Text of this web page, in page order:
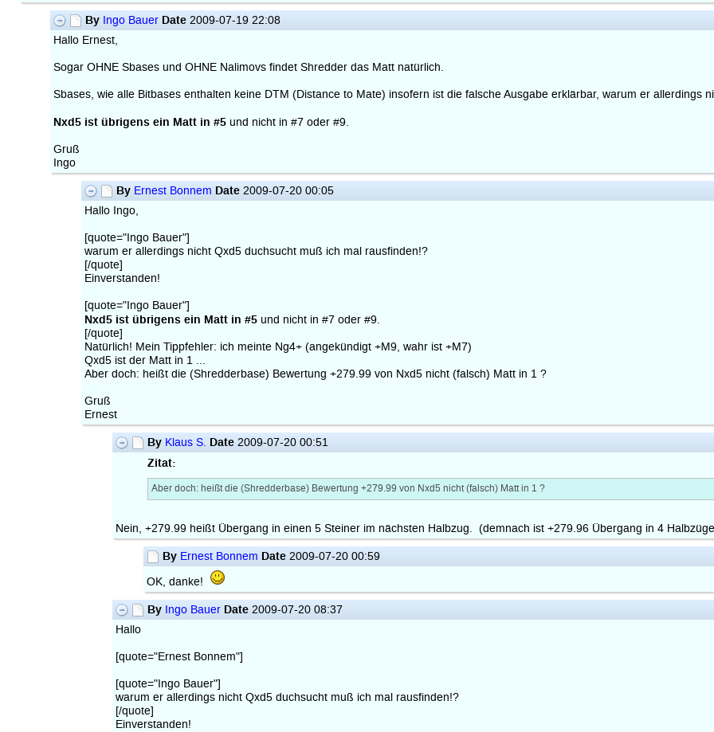
By Ingo Bauer Date 2009-07-19 22:08
Hallo Ernest,
Sogar OHNE Sbases und OHNE Nalimovs findet Shredder das Matt natürlich.
Sbases, wie alle Bitbases enthalten keine DTM (Distance to Mate) insofern ist die falsche Ausgabe erklärbar, warum er allerdings
Nxd5 ist übrigens ein Matt in #5 und nicht in #7 oder #9.
Gruß
Ingo
By Ernest Bonnem Date 2009-07-20 00:05
Hallo Ingo,
[quote="Ingo Bauer"]
warum er allerdings nicht Qxd5 duchsucht muß ich mal rausfinden!?
[/quote]
Einverstanden!
[quote="Ingo Bauer"]
Nxd5 ist übrigens ein Matt in #5 und nicht in #7 oder #9.
[/quote]
Natürlich! Mein Tippfehler: ich meinte Ng4+ (angekündigt +M9, wahr ist +M7)
Qxd5 ist der Matt in 1 ...
Aber doch: heißt die (Shredderbase) Bewertung +279.99 von Nxd5 nicht (falsch) Matt in 1 ?
Gruß
Ernest
By Klaus S. Date 2009-07-20 00:51
Zitat:
Aber doch: heißt die (Shredderbase) Bewertung +279.99 von Nxd5 nicht (falsch) Matt in 1 ?
Nein, +279.99 heißt Übergang in einen 5 Steiner im nächsten Halbzug. (demnach ist +279.96 Übergang in 4
By Ernest Bonnem Date2009-07-20 00:59
OK, danke!
By Ingo Bauer Date 2009-07-20 08:37
Hallo
[quote="Ernest Bonnem"]
[quote="Ingo Bauer"]
warum er allerdings nicht Qxd5 duchsucht muß ich mal rausfinden!?
[/quote]
Einverstanden!